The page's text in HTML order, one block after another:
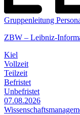
Gruppenleitung
ZBW – Leibniz-
Kiel
Vollzeit
Teilzeit
Befristet
Unbefristet
07.08.2026